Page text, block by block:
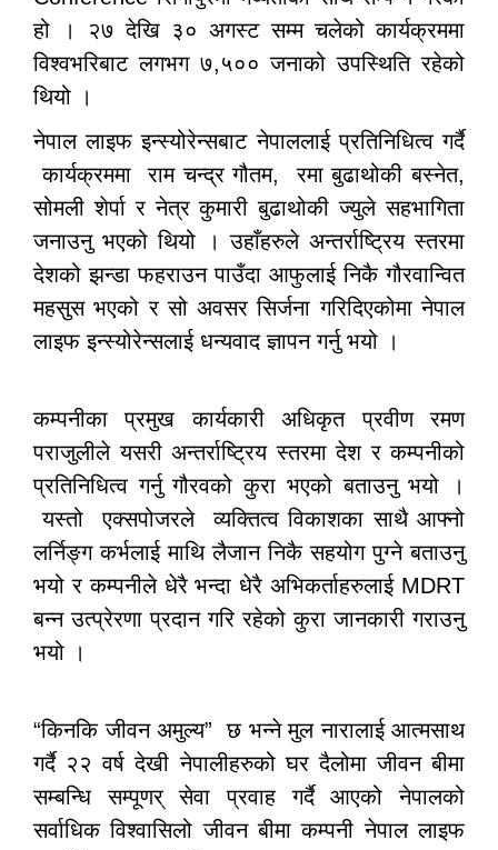
हो । २७ देखि ३० अगस्ट सम्म चलेको कार्यक्रममा
विश्वभरिबाट लगभग ७,५०० जनाको उपस्थिति रहेको
थियो ।
नेपाल लाइफ इन्स्योरेन्सबाट नेपाललाई प्रतिनिधित्व गर्दै
कार्यक्रममा राम चन्द्र गौतम, रमा बुढाथोकी बस्नेत,
सोमली शेर्पा र नेत्र कुमारी बुढाथोकी ज्युले सहभागिता
जनाउनु भएको थियो । उहाँहरुले अन्तर्राष्ट्रिय स्तरमा
देशको झन्डा फहराउन पाउँदा आफुलाई निकै गौरवान्वित
महसुस भएको र सो अवसर सिर्जना गरिदिएकोमा नेपाल
लाइफ इन्स्योरेन्सलाई धन्यवाद ज्ञापन गर्नु भयो ।
कम्पनीका प्रमुख कार्यकारी अधिकृत प्रवीण रमण
पराजुलीले यसरी अन्तर्राष्ट्रिय स्तरमा देश र कम्पनीको
प्रतिनिधित्व गर्नु गौरवको कुरा भएको बताउनु भयो ।
यस्तो एक्सपोजरले व्यक्तित्व विकाशका साथै आफ्नो
लर्निङ्ग कर्भलाई माथि लैजान निकै सहयोग पुग्ने बताउनु
भयो र कम्पनीले धेरै भन्दा धेरै अभिकर्ताहरुलाई MDRT
बन्न उत्प्रेरणा प्रदान गरि रहेको कुरा जानकारी गराउनु
भयो ।
“किनकि जीवन अमुल्य” छ भन्ने मुल नारालाई आत्मसाथ
गर्दै २२ वर्ष देखी नेपालीहरुको घर दैलोमा जीवन बीमा
सम्बन्धि सम्पूणर् सेवा प्रवाह गर्दै आएको नेपालको
सर्वाधिक विश्वासिलो जीवन बीमा कम्पनी नेपाल लाइफ